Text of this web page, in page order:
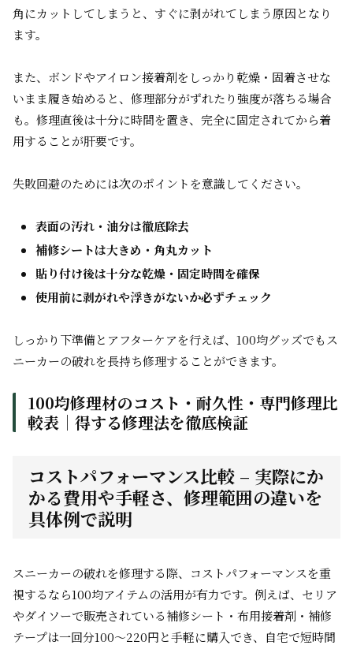
角にカットしてしまうと、すぐに剥がれてしまう原因となり
ます。
また、ボンドやアイロン接着剤をしっかり乾燥・固着させな
いまま履き始めると、修理部分がずれたり強度が落ちる場合
も。修理直後は十分に時間を置き、完全に固定されてから着
用することが肝要です。
失敗回避のためには次のポイントを意識してください。
表面の汚れ・油分は徹底除去
補修シートは大きめ・角丸カット
貼り付け後は十分な乾燥・固定時間を確保
使用前に剥がれや浮きがないか必ずチェック
しっかり下準備とアフターケアを行えば、100均グッズでもス
ニーカーの破れを長持ち修理することができます。
100均修理材のコスト・耐久性・専門修理比
較表｜得する修理法を徹底検証
コストパフォーマンス比較 – 実際にか
かる費用や手軽さ、修理範囲の違いを
具体例で説明
スニーカーの破れを修理する際、コストパフォーマンスを重
視するなら100均アイテムの活用が有力です。例えば、セリア
やダイソーで販売されている補修シート・布用接着剤・補修
テープは一回分100～220円と手軽に購入でき、自宅で短時間